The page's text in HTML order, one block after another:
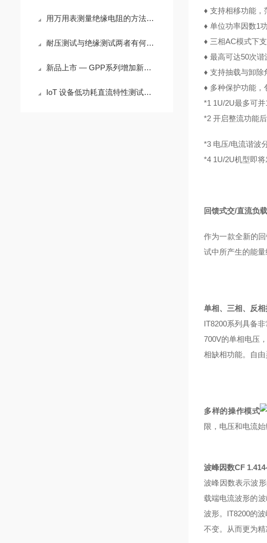
用万用表测量绝缘电阻的方法与技巧
耐压测试与绝缘测试两者有何区别？
新品上市 — GPP系列增加新成员GPP-3060及GPP-6030
IoT 设备低功耗直流特性测试方案
♦支持相移功能，
♦单位功率因数1
♦ 三相AC模式下
♦最高可达50次
♦支持抽载与卸除
♦ 多种保护功能，
*1 1U/2U最多可
*2 开启整流功能
*3 电压/电流谐波
*4 1U/2U机型即
回馈式交/直流负载
作为一款全新的
试中所产生的能
单相、三相、反
IT8200系列具备
700V的单相电压
相缺相功能。自由
多样的操作模式
限，电压和电流
波峰因数CF
波峰因数表示波
载端电流波形的
波形。IT8200的
不变。从而更为